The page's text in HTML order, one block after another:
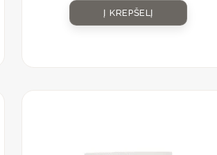
Į KREPŠELĮ